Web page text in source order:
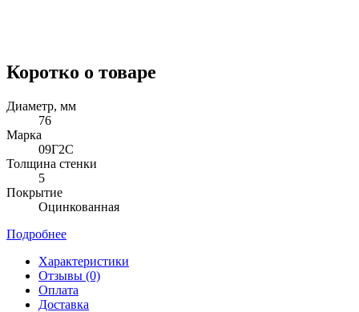
Коротко о товаре
Диаметр, мм
76
Марка
09Г2С
Толщина стенки
5
Покрытие
Оцинкованная
Подробнее
Характеристики
Отзывы (0)
Оплата
Доставка